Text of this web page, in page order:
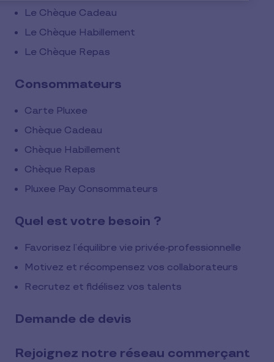
Le Chèque Cadeau
Le Chèque Habillement
Le Chèque Repas
Consommateurs
Carte Pluxee
Chèque Cadeau
Chèque Habillement
Chèque Repas
Pluxee Pay Consommateurs
Quel est votre besoin ?
Favorisez l’équilibre vie privée-professionnelle
Motivez et récompensez vos collaborateurs
Recrutez et fidélisez vos talents
Demande de devis
Rejoignez notre réseau commerçant